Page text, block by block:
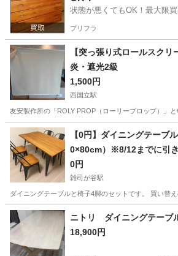
状態が悪くてもOK！最大限
プリフラ
【突っ張り式ロールスク
炎・遮光2級
1,500円
西国立駅
友安製作所の「ROLY PROP（ローリープロップ）」
東京 立川市 西国立駅 カーテン、ブライ
【0円】ダイニングテーブ
0×80cm）※8/12までに引
0円
雑司が谷駅
ダイニングテーブルと椅子4脚のセットです。 買い替
東京 豊島区 雑司が谷駅 テーブル
ニトリ ダイニングテーブ
18,900円